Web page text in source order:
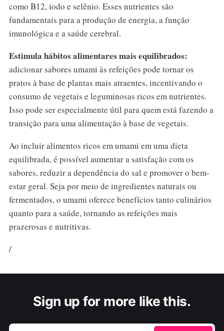
como B12, iodo e selênio. Esses nutrientes são
fundamentais para a produção de energia, a função
imunológica e a saúde cerebral.
Estimula hábitos alimentares mais equilibrados:
adicionar sabores umami às refeições pode tornar os
pratos à base de plantas mais atraentes, incentivando o
consumo de vegetais e leguminosas ricos em nutrientes.
Isso pode ser especialmente útil para quem está fazendo a
transição para uma alimentação à base de vegetais.
Ao incluir alimentos ricos em umami em uma dieta
equilibrada, é possível aumentar a satisfação com os
sabores, reduzir a dependência do sal e promover o bem-
estar geral. Seja por meio de ingredientes naturais ou
fermentados, o umami oferece benefícios tanto culinários
quanto para a saúde, tornando as refeições mais
prazerosas e nutritivas.
/
Sign up for more like this.